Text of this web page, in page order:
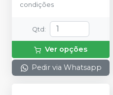
condições
Qtd :
Ver opções
Pedir via Whatsapp